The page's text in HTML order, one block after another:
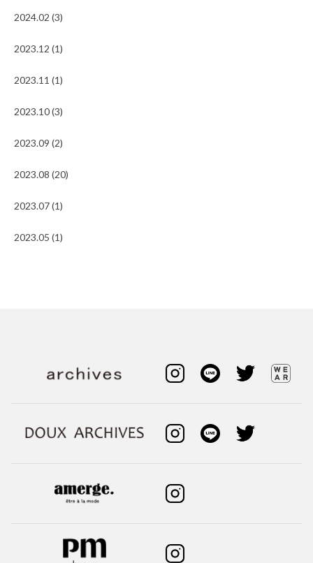
2024.02 (3)
2023.12 (1)
2023.11 (1)
2023.10 (3)
2023.09 (2)
2023.08 (20)
2023.07 (1)
2023.05 (1)